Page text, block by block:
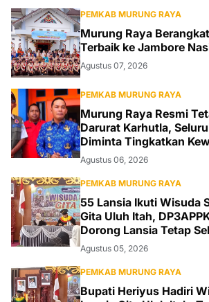
PEMKAB MURUNG RAYA
Murung Raya
Terbaik ke Jambore
Agustus 07, 2026
PEMKAB MURUNG RAYA
Murung Raya Resmi
Darurat Karhutla,
Diminta Tingkatkan
Agustus 06, 2026
PEMKAB MURUNG RAYA
55 Lansia Ikuti Wisuda
Gita Uluh Itah,
Dorong Lansia Tetap
Agustus 05, 2026
PEMKAB MURUNG RAYA
Bupati Heriyus Hadiri